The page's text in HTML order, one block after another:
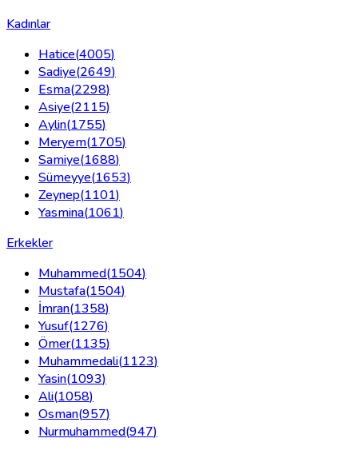
Kadınlar
Hatice(4005)
Sadiye(2649)
Esma(2298)
Asiye(2115)
Aylin(1755)
Meryem(1705)
Samiye(1688)
Sümeyye(1653)
Zeynep(1101)
Yasmina(1061)
Erkekler
Muhammed(1504)
Mustafa(1504)
İmran(1358)
Yusuf(1276)
Ömer(1135)
Muhammedali(1123)
Yasin(1093)
Ali(1058)
Osman(957)
Nurmuhammed(947)